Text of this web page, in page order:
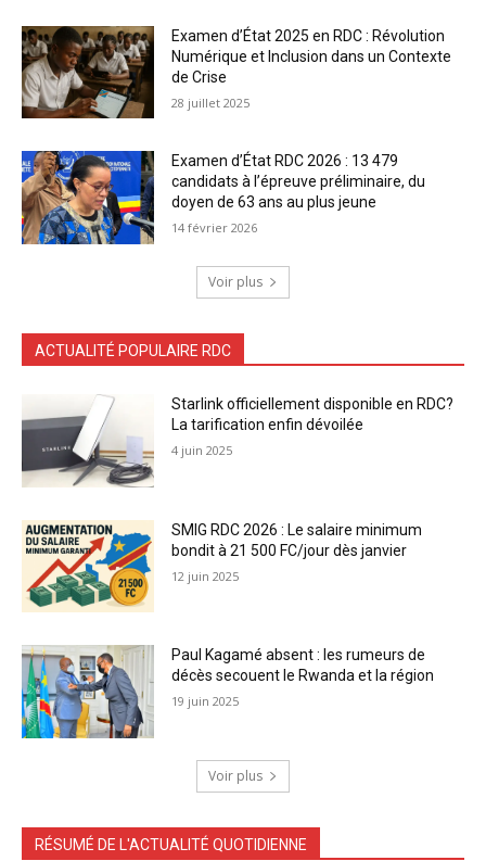
Examen d’État 2025 en RDC : Révolution
Numérique et Inclusion dans un Contexte
de Crise
28 juillet 2025
Examen d’État RDC 2026 : 13 479
candidats à l’épreuve préliminaire, du
doyen de 63 ans au plus jeune
14 février 2026
Voir plus
ACTUALITÉ POPULAIRE RDC
Starlink officiellement disponible en RDC?
La tarification enfin dévoilée
4 juin 2025
SMIG RDC 2026 : Le salaire minimum
bondit à 21 500 FC/jour dès janvier
12 juin 2025
Paul Kagamé absent : les rumeurs de
décès secouent le Rwanda et la région
19 juin 2025
Voir plus
RÉSUMÉ DE L'ACTUALITÉ QUOTIDIENNE